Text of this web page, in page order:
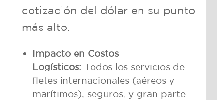
cotización del dólar en su punto
más alto.
Impacto en Costos
Logísticos: Todos los servicios de
fletes internacionales (aéreos y
marítimos), seguros, y gran parte